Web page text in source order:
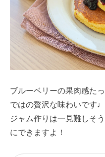
ブルーベリーの果肉感た
ではの贅沢な味わいです♩
ジャム作りは一見難しそ
にできますよ！